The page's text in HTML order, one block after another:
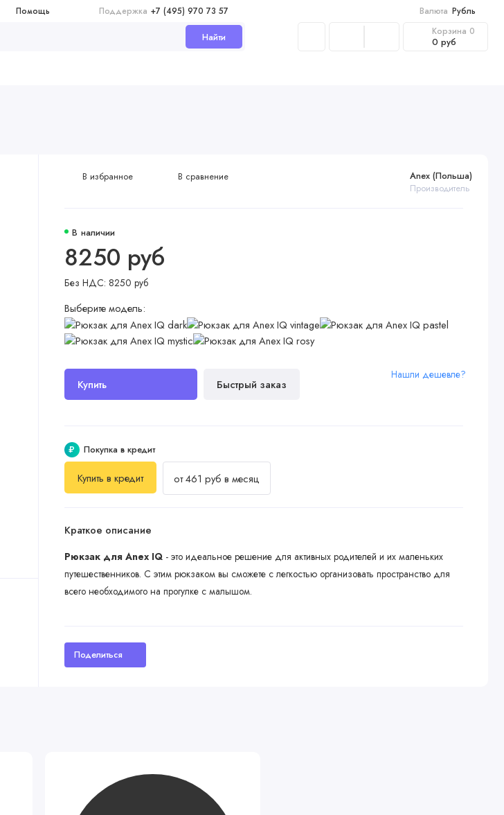
Помощь Поддержка +7 (495) 970 73 57 Валюта Рубль
Найти Корзина 0
0 руб
В наличии
Anex (Польша)
Производитель
8250 руб
Без НДС: 8250 руб
Выберите модель:
Купить Быстрый заказ
Нашли дешевле?
В избранное В сравнение
₽ Покупка в кредит
Купить в кредит от 461 руб в месяц
Краткое описание
Рюкзак для Anex IQ - это идеальное решение для активных родителей и их маленьких
путешественников. С этим рюкзаком вы сможете с легкостью организовать пространство для
всего необходимого на прогулке с малышом.
Поделиться